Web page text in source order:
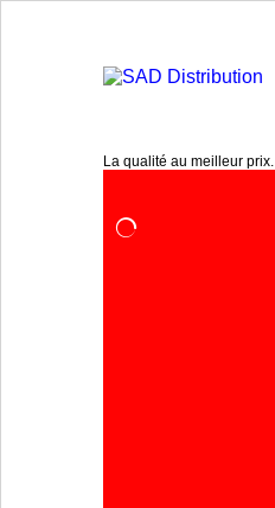
La qualité au meilleur prix.